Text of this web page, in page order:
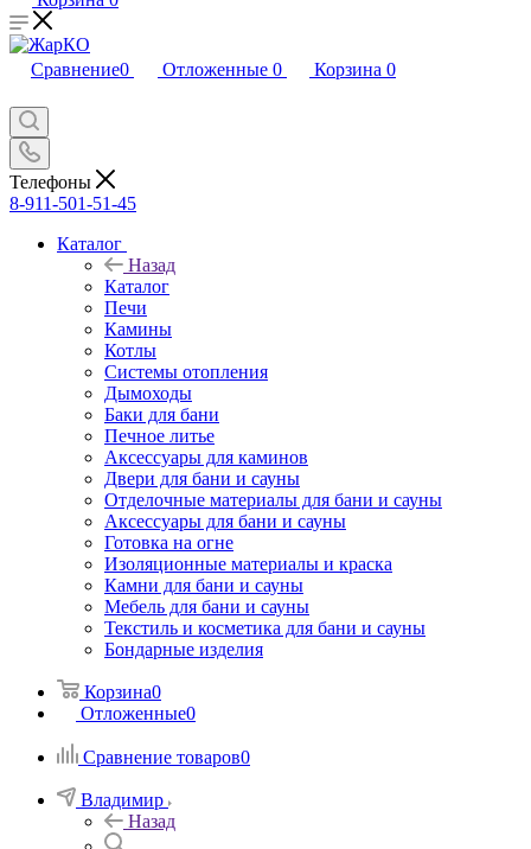
Сравнение0 Отложенные 0 Корзина 0
Телефоны
8-911-501-51-45
Каталог
Назад
Каталог
Печи
Камины
Котлы
Системы отопления
Дымоходы
Баки для бани
Печное литье
Аксессуары для каминов
Двери для бани и сауны
Отделочные материалы для бани и сауны
Аксессуары для бани и сауны
Готовка на огне
Изоляционные материалы и краска
Камни для бани и сауны
Мебель для бани и сауны
Текстиль и косметика для бани и сауны
Бондарные изделия
Корзина0
Отложенные0
Сравнение товаров0
Владимир
Назад